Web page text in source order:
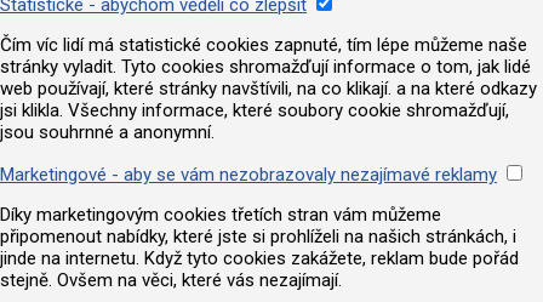
Statistické - abychom věděli co zlepšit
Čím víc lidí má statistické cookies zapnuté, tím lépe můžeme naše
stránky vyladit. Tyto cookies shromažďují informace o tom, jak lidé
web používají, které stránky navštívili, na co klikají. a na které odkazy
jsi klikla. Všechny informace, které soubory cookie shromažďují,
jsou souhrnné a anonymní.
Marketingové - aby se vám nezobrazovaly nezajímavé reklamy
Díky marketingovým cookies třetích stran vám můžeme
připomenout nabídky, které jste si prohlíželi na našich stránkách, i
jinde na internetu. Když tyto cookies zakážete, reklam bude pořád
stejně. Ovšem na věci, které vás nezajímají.